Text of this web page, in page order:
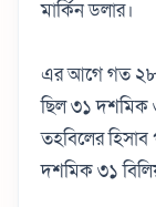
মার্কিন ডলার।
এর আগে গত ২৮
ছিল ৩১ দশমিক
তহবিলের হিসাব
দশমিক ৩১